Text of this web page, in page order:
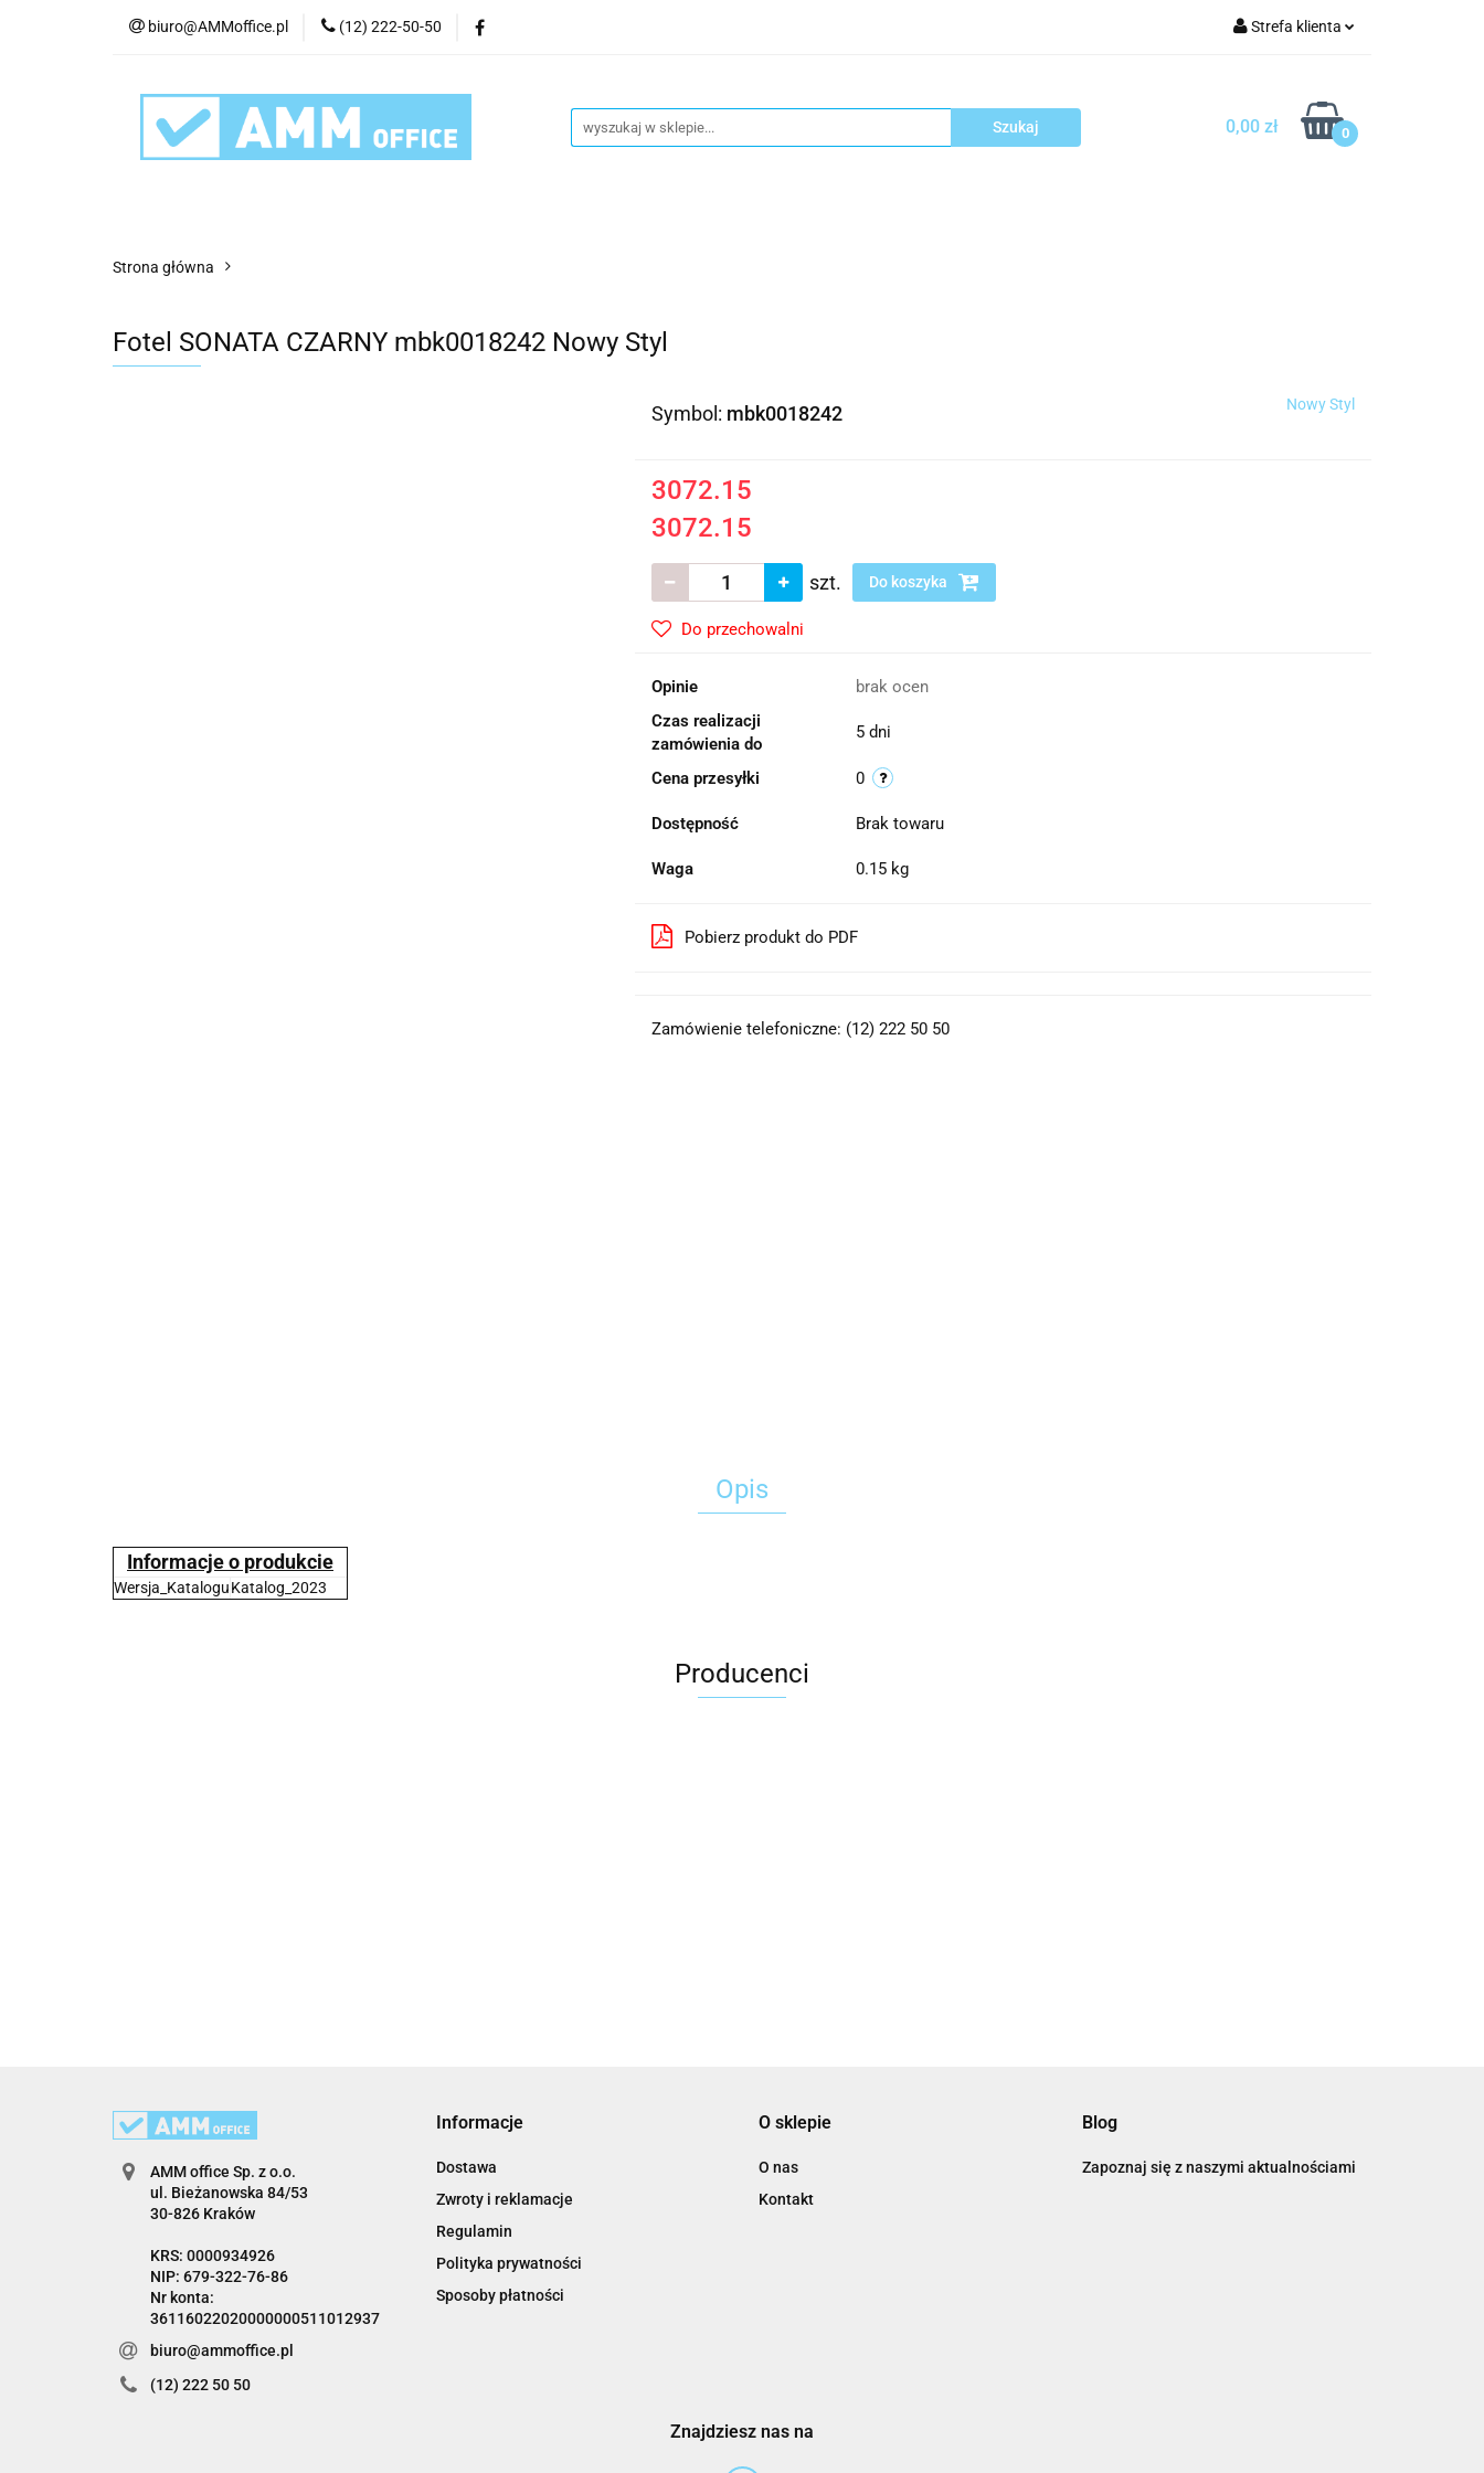
biuro@AMMoffice.pl (12) 222-50-50 Strefa klienta
Zarejestruj się
Dodaj zgłoszenie
0,00 zł 0
Kategorie Artykuły biurowe
Urządzenia i eksploatacja Blog Kontakt
Strona główna
Fotel SONATA CZARNY mbk0018242 Nowy Styl
Symbol: mbk0018242 Nowy Styl
3072.15
3072.15
szt. Do koszyka
Do przechowalni
Opinie
brak ocen
Czas realizacji
zamówienia do
5 dni
Cena przesyłki 0
Dostępność Brak towaru
Waga 0.15 kg
Pobierz produkt do PDF
Zamówienie telefoniczne: (12) 222 50 50
Opis
Informacje o produkcie
Wersja_KataloguKatalog_2023
Producenci
AMM office Sp. z o.o.
ul. Bieżanowska 84/53
30-826 Kraków
KRS: 0000934926
NIP: 679-322-76-86
Nr konta:
36116022020000000511012937
biuro@ammoffice.pl
(12) 222 50 50
Informacje
Dostawa
Zwroty i reklamacje
Regulamin
Polityka prywatności
Sposoby płatności
O sklepie
O nas
Kontakt
Blog
Zapoznaj się z naszymi aktualnościami
Znajdziesz nas na